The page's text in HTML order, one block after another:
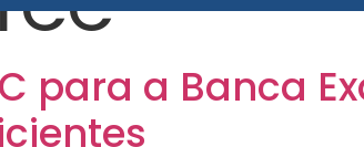
para a Banca